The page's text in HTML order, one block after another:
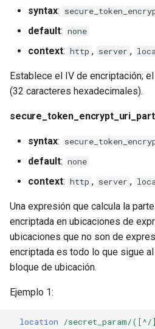
syntax:
default: none
context: http , server ,
Establece el IV de encriptación;
(32 caracteres hexadecimales).
secure_token_encrypt_uri_part
syntax:
default: none
context: http , server ,
Una expresión que calcula la
encriptada en ubicaciones de
ubicaciones que no son de
encriptada es todo lo que sigue
bloque de ubicación.
Ejemplo 1:
location /secret_param/([^/